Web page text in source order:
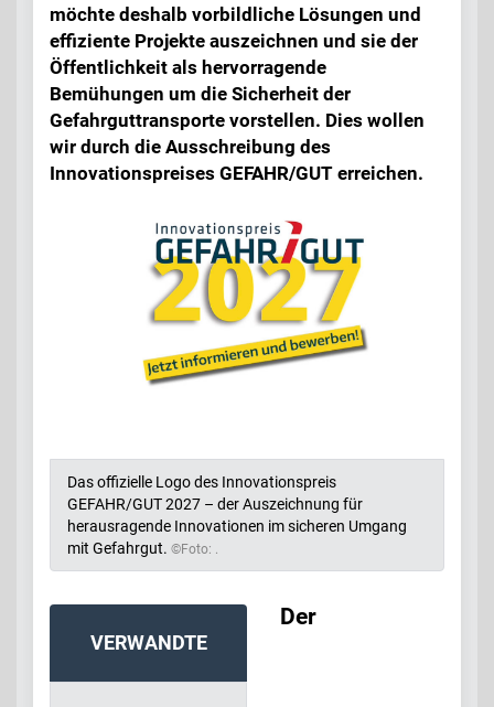
möchte deshalb vorbildliche Lösungen und
effiziente Projekte auszeichnen und sie der
Öffentlichkeit als hervorragende
Bemühungen um die Sicherheit der
Gefahrguttransporte vorstellen. Dies wollen
wir durch die Ausschreibung des
Innovationspreises GEFAHR/GUT erreichen.
Das offizielle Logo des Innovationspreis
GEFAHR/GUT 2027 – der Auszeichnung für
herausragende Innovationen im sicheren Umgang
mit Gefahrgut. ©Foto: .
VERWANDTE
Der